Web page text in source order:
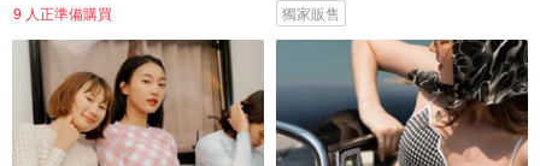
9 人正準備購買 獨家販售